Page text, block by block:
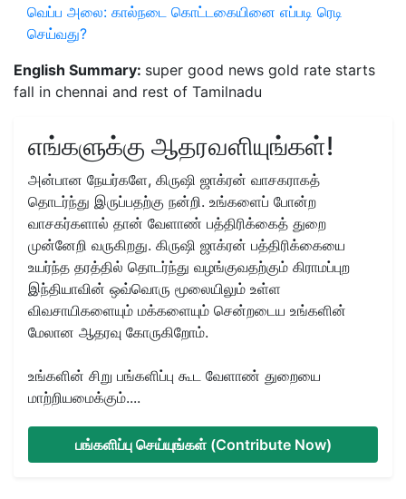
வெப்ப அலை: கால்நடை கொட்டகையினை எப்படி ரெடி
செய்வது?
English Summary: super good news gold rate starts
fall in chennai and rest of Tamilnadu
எங்களுக்கு ஆதரவளியுங்கள்!
அன்பான நேயர்களே, கிருஷி ஜாக்ரன் வாசகராகத்
தொடர்ந்து இருப்பதற்கு நன்றி. உங்களைப் போன்ற
வாசகர்களால் தான் வேளாண் பத்திரிக்கைத் துறை
முன்னேறி வருகிறது. கிருஷி ஜாக்ரன் பத்திரிக்கையை
உயர்ந்த தரத்தில் தொடர்ந்து வழங்குவதற்கும் கிராமப்புற
இந்தியாவின் ஒவ்வொரு மூலையிலும் உள்ள
விவசாயிகளையும் மக்களையும் சென்றடைய உங்களின்
மேலான ஆதரவு கோருகிறோம்.
உங்களின் சிறு பங்களிப்பு கூட வேளாண் துறையை
மாற்றியமைக்கும்....
பங்களிப்பு செய்யுங்கள் (Contribute Now)